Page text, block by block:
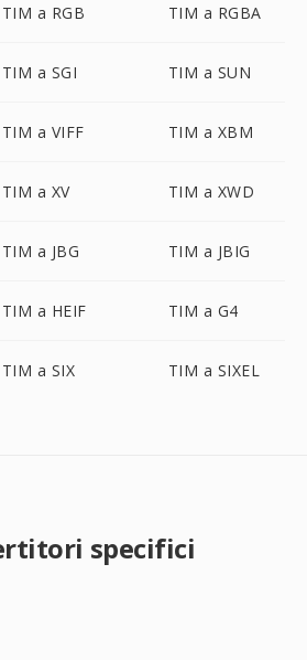
TIM a RGB TIM a RGBA
TIM a SGI TIM a SUN
TIM a VIFF TIM a XBM
TIM a XV TIM a XWD
TIM a JBG TIM a JBIG
TIM a HEIF TIM a G4
TIM a SIX TIM a SIXEL
specifici